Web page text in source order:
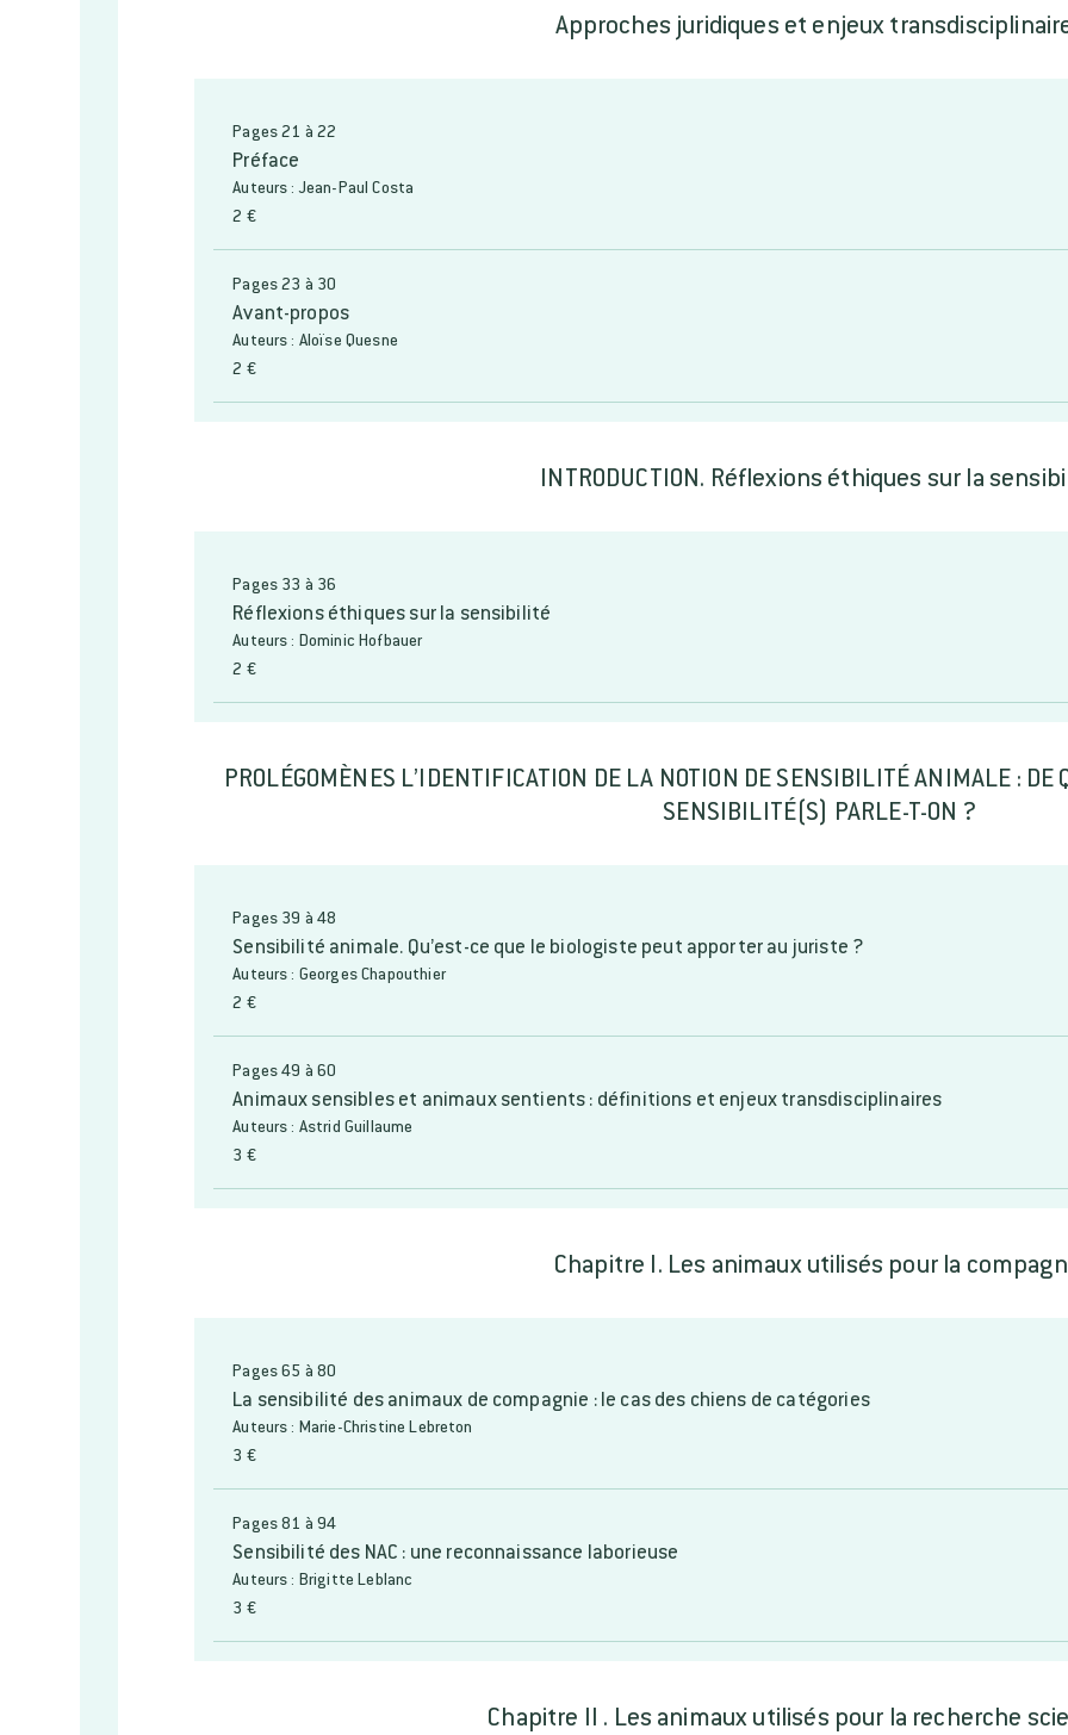
Approches juridiques et enjeux
Pages 21 à 22
Préface
Auteurs : Jean-Paul Costa
2 €
Pages 23 à 30
Avant-propos
Auteurs : Aloïse Quesne
2 €
INTRODUCTION. Réflexions éthiques sur la
Pages 33 à 36
Réflexions éthiques sur la sensibilité
Auteurs : Dominic Hofbauer
2 €
PROLÉGOMÈNES L’IDENTIFICATION DE LA NOTION DE SENSIBILITÉ ANIMALE :
SENSIBILITÉ(S) PARLE-T-ON ?
Pages 39 à 48
Sensibilité animale. Qu’est-ce que le biologiste peut apporter au juriste ?
Auteurs : Georges Chapouthier
2 €
Pages 49 à 60
Animaux sensibles et animaux sentients : définitions et enjeux transdisciplinaires
Auteurs : Astrid Guillaume
3 €
Chapitre I. Les animaux utilisés pour la
Pages 65 à 80
La sensibilité des animaux de compagnie : le cas des chiens de catégories
Auteurs : Marie-Christine Lebreton
3 €
Pages 81 à 94
Sensibilité des NAC : une reconnaissance laborieuse
Auteurs : Brigitte Leblanc
3 €
Chapitre II . Les animaux utilisés pour la recherche